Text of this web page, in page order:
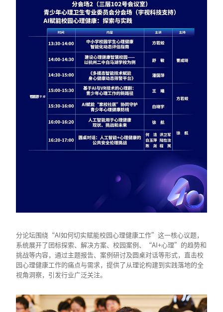
分论坛围绕“AI如何切实赋能校园心理健康工作”这一核心议题，
系统展开了团标探索、解决方案、校园案例、“AI+心理”的趋势和
挑战等内容，通过主题报告、案例研讨及圆桌对话等形式，直击校
园心理健康工作的痛点与需求，提供了从理论构建到实践落地的全
视角洞察，引发行业广泛关注。